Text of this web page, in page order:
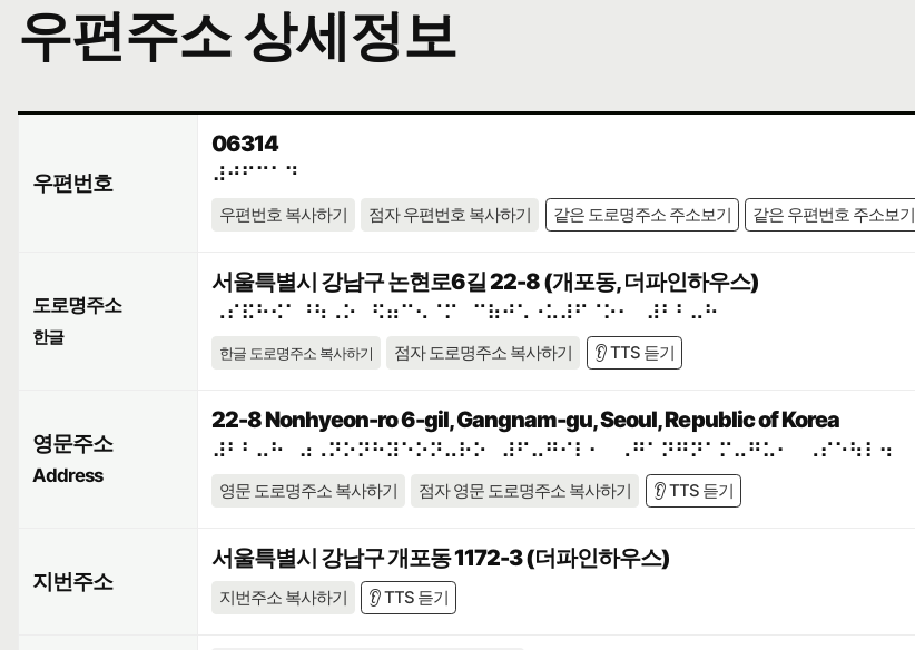
우편주소 상세정보
우편번호
06314
⠼⠚⠋⠉⠁⠙
우편번호 복사하기 점자 우편번호 복사하기 같은 도로명주소 주소보기 같은 우편번호 주소보기
도로명주소
한글
서울특별시 강남구 논현로6길 22-8 (개포동, 더파인하우스)
⠠⠎⠯⠓⠪⠁⠘⠳⠠⠕⠀⠫⠶⠉⠢⠈⠍⠀⠉⠷⠚⠡⠐⠥⠼⠋⠈⠕⠂⠀⠼⠃⠃⠤⠓
한글 도로명주소 복사하기 점자 도로명주소 복사하기 👂 TTS 듣기
영문주소
Address
22-8 Nonhyeon-ro 6-gil, Gangnam-gu, Seoul, Republic of Korea
⠼⠃⠃⠤⠓⠀⠴⠠⠝⠕⠝⠓⠽⠑⠕⠝⠤⠗⠕⠀⠼⠋⠤⠛⠊⠇⠂⠀⠠⠛⠁⠝⠛⠝⠁⠍⠤⠛⠥⠂⠀⠠⠎⠑⠳⠇⠲
영문 도로명주소 복사하기 점자 영문 도로명주소 복사하기 👂 TTS 듣기
지번주소
서울특별시 강남구 개포동 1172-3 (더파인하우스)
지번주소 복사하기 👂 TTS 듣기